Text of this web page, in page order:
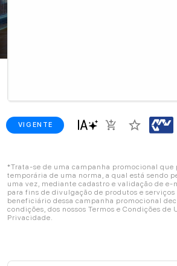
VIGENTE add_shopping_cart star_border
*Trata-se de uma campanha promocional
temporária de uma norma, a qual está sendo
uma vez, mediante cadastro e validação de e-
para fins de divulgação de produtos e serviços
beneficiário dessa campanha promocional
condições, dos nossos Termos e Condições de
Privacidade.